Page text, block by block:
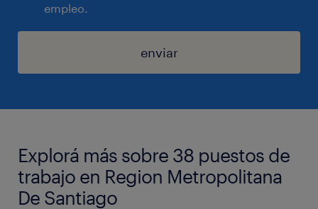
empleo.
enviar
Explorá más sobre 38 puestos de
trabajo en Region Metropolitana
De Santiago